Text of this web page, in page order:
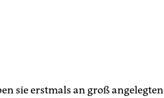
sie erstmals an groß angelegten